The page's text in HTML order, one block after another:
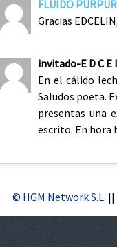
FLUIDO
Gracias
invitado-E D C E
En el cálido
Saludos poeta.
presentas una
escrito. En hora
© HGM Network S.L. ||